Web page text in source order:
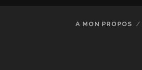
A MON PROPOS